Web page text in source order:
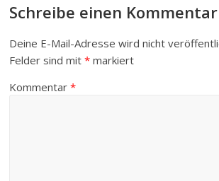
Schreibe einen Kommentar
Deine E-Mail-Adresse wird nicht
Felder sind mit* markiert
Kommentar*